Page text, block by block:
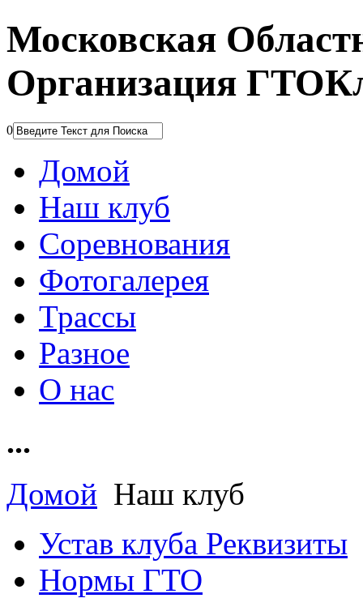
Московская
Организация
0
Домой
Наш клуб
Соревнования
Фотогалерея
Трассы
Разное
О нас
...
Домой Наш клуб
Устав клуба Реквизиты
Нормы ГТО